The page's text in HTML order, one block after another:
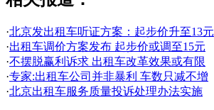
·北京发出租车听证方案：起步价升至13元
·出租车调价方案发布 起步价或调至15元
·不摆脱赢利诉求 出租车改革效果或有限
·专家:出租车公司并非暴利 车数只减不增
·北京出租车服务质量投诉处理办法实施